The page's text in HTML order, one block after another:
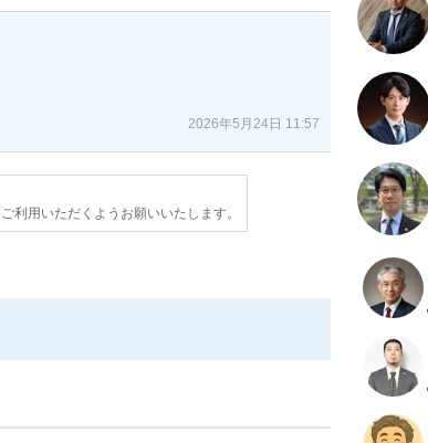
2026年5月24日 11:57
利用いただくようお願いいたします。